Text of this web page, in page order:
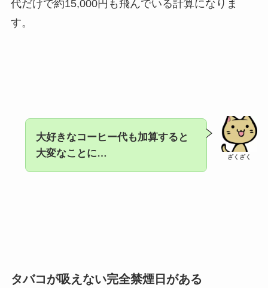
代だけで約15,000円も飛んでいる計算になりま
す。
ざくざく
大好きなコーヒー代も加算すると
大変なことに…
タバコが吸えない完全禁煙日がある